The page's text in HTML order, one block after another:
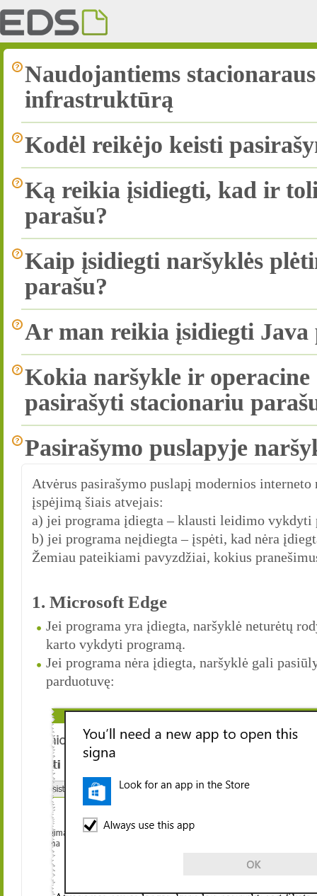
Naudojantiems
infrastruktūrą
Kodėl reikėjo keisti
Ką reikia įsidiegti, kad ir
parašu?
Kaip įsidiegti naršyklės
parašu?
Ar man reikia įsidiegti
Kokia naršykle ir
pasirašyti stacionariu
Pasirašymo puslapyje
Atvėrus pasirašymo puslapį modernios
įspėjimą šiais atvejais:
a) jei programa įdiegta – klausti leidimo vykdyti
b) jei programa neįdiegta – įspėti, kad nėra
Žemiau pateikiami pavyzdžiai, kokius
1. Microsoft Edge
Jei programa yra įdiegta, naršyklė neturėtų
karto vykdyti programą.
Jei programa nėra įdiegta, naršyklė gali
parduotuvę: